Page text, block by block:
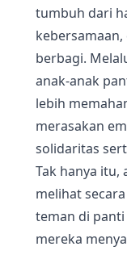
tumbuh dari
berbagi.
anak-anak
lebih
merasakan
solidaritas
Tak hanya itu,
melihat
teman di
mereka